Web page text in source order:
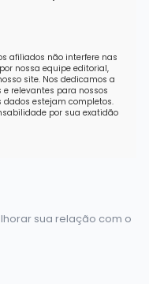
afiliados não interfere nas
nossa equipe editorial,
site. Nos dedicamos a
relevantes para nossos
dados estejam completos.
por sua exatidão
sua relação com o